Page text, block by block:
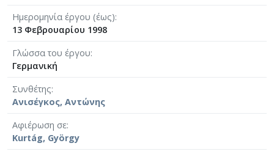
Ημερομηνία έργου (έως)
13 Φεβρουαρίου 1998
Γλώσσα του έργου
Γερμανική
Συνθέτης
Ανισέγκος, Αντώνης
Αφιέρωση σε
Kurtág, György